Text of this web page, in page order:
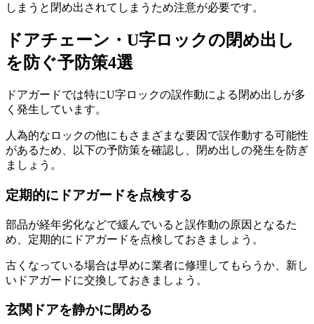
しまうと閉め出されてしまうため注意が必要です。
ドアチェーン・U字ロックの閉め出し
を防ぐ予防策4選
ドアガードでは特にU字ロックの誤作動による閉め出しが多
く発生しています。
人為的なロックの他にもさまざまな要因で誤作動する可能性
があるため、以下の予防策を確認し、閉め出しの発生を防ぎ
ましょう。
定期的にドアガードを点検する
部品が経年劣化などで緩んでいると誤作動の原因となるた
め、定期的にドアガードを点検しておきましょう。
古くなっている場合は早めに業者に修理してもらうか、新し
いドアガードに交換しておきましょう。
玄関ドアを静かに閉める